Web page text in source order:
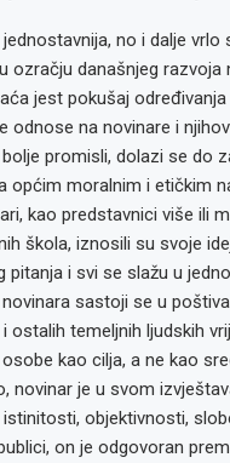
no i dalje vrlo
ozračju današnjeg razvoja
jest pokušaj
odnose na novinare i
promisli, dolazi se do
općim moralnim i etičkim
kao predstavnici više ili
škola, iznosili su svoje
pitanja i svi se slažu u
sastoji se u
ostalih temeljnih ljudskih
kao cilja, a ne kao
novinar je u svom
objektivnosti,
on je odgovoran